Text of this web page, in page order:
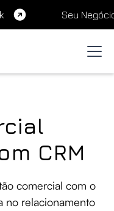
Seu
CRM
comercial com o
no relacionamento